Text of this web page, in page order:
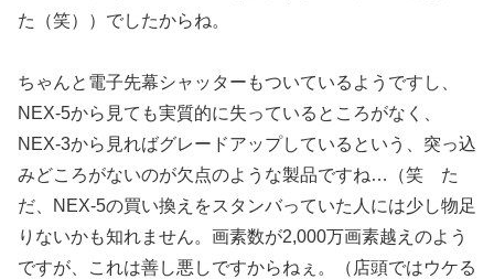
た（笑））でしたからね。
ちゃんと電子先幕シャッターもついているようですし、
NEX-5から見ても実質的に失っているところがなく、
NEX-3から見ればグレードアップしているという、突っ込
みどころがないのが欠点のような製品ですね…（笑 た
だ、NEX-5の買い換えをスタンバっていた人には少し物足
りないかも知れません。画素数が2,000万画素越えのよう
ですが、これは善し悪しですからねぇ。（店頭ではウケる